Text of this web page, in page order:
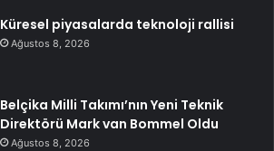
Küresel piyasalarda teknoloji rallisi
Ağustos 8, 2026
Belçika Milli Takımı’nın Yeni Teknik
Direktörü Mark van Bommel Oldu
Ağustos 8, 2026